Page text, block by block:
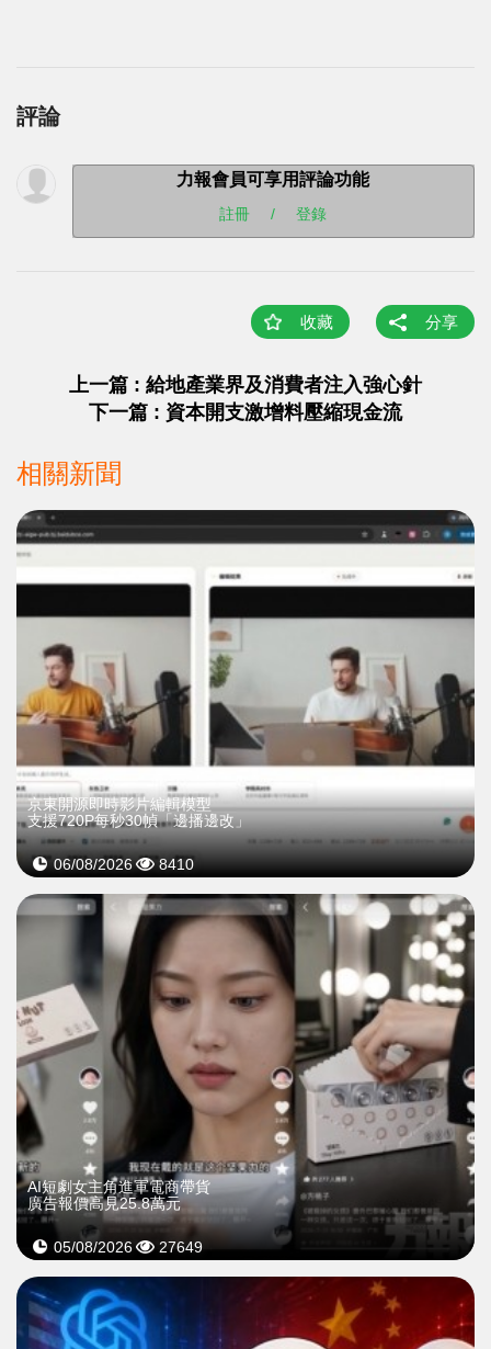
評論
力報會員可享用評論功能
註冊 / 登錄
收藏 分享
上一篇 : 給地產業界及消費者注入強心針
下一篇 : 資本開支激增料壓縮現金流
相關新聞
京東開源即時影片編輯模型
支援720P每秒30幀「邊播邊改」
06/08/2026 8410
AI短劇女主角進軍電商帶貨
廣告報價高見25.8萬元
05/08/2026 27649